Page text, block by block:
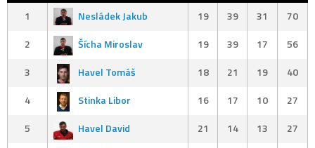
1
Nesládek Jakub 19 39 31
70
2
Šícha Miroslav 19 39 17
56
3
Havel Tomáš 18 21 19
40
4
Stinka Libor 16 17 10
27
5
Havel David 21 14 13
27